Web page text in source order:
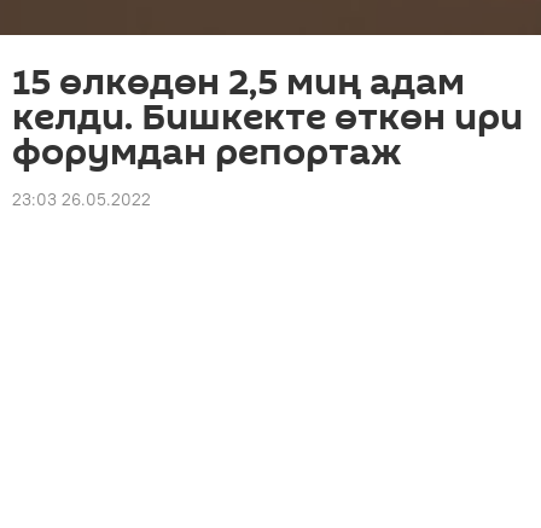
15 өлкөдөн 2,5 миң адам
келди. Бишкекте өткөн ири
форумдан репортаж
23:03 26.05.2022